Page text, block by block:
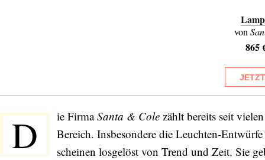
von
865
D ie FirmaSanta & Cole zählt bereits seit
Bereich. Insbesondere die Leuchten-
scheinen losgelöst von Trend und Zeit. Sie